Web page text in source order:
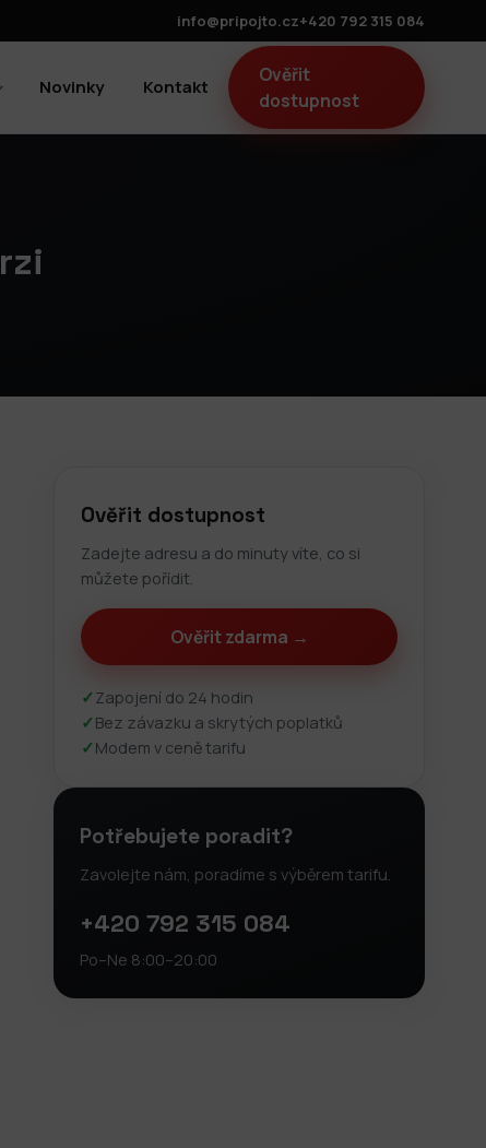
info@pripojto.cz+420 792 315 084
Novinky Kontakt
Ověřit
dostupnost
Ověřit dostupnost
Zadejte adresu a do minuty víte, co si
můžete pořídit.
Ověřit zdarma →
✓Zapojení do 24 hodin
✓Bez závazku a skrytých poplatků
✓Modem v ceně tarifu
Potřebujete poradit?
Zavolejte nám, poradíme s výběrem tarifu.
+420 792 315 084
Po–Ne 8:00–20:00